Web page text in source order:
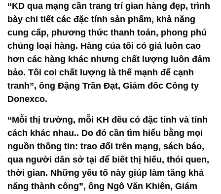
“KD qua mạng cần trang trí gian hàng đẹp, trình
bày chi tiết các đặc tính sản phẩm, khả năng
cung cấp, phương thức thanh toán, phong phú
chủng loại hàng. Hàng của tôi có giá luôn cao
hơn các hàng khác nhưng chất lượng luôn đảm
bảo. Tôi coi chất lượng là thế mạnh để cạnh
tranh”, ông Đặng Trần Đạt, Giám đốc Công ty
Donexco.
“Mỗi thị trường, mỗi KH đều có đặc tính và tính
cách khác nhau.. Do đó cần tìm hiểu bằng mọi
nguồn thông tin: trao đổi trên mạng, sách báo,
qua người dân sở tại để biết thị hiếu, thói quen,
thời gian. Những yếu tố này giúp làm tăng khả
năng thành công”, ông Ngô Văn Khiên, Giám